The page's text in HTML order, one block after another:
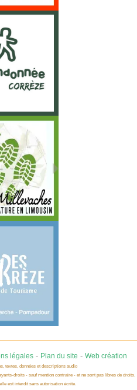
légales- Plan du site - Web création
textes, données et descriptions audio
droits - sauf mention contraire - et ne sont pas libres de droits.
est interdit sans autorisation écrite.